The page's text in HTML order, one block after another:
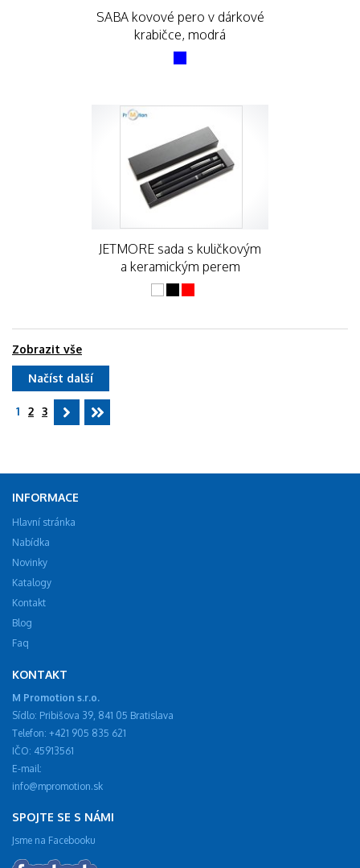
SABA kovové pero v dárkové
krabičce, modrá
JETMORE sada s kuličkovým
a keramickým perem
Zobrazit vše
Načíst další
1 2 3
INFORMACE
Hlavní stránka
Nabídka
Novinky
Katalogy
Kontakt
Blog
Faq
KONTAKT
M Promotion s.r.o.
Sídlo: Pribišova 39, 841 05 Bratislava
Telefon: +421 905 835 621
IČO: 45913561
E-mail:
info@mpromotion.sk
SPOJTE SE S NÁMI
Jsme na Facebooku